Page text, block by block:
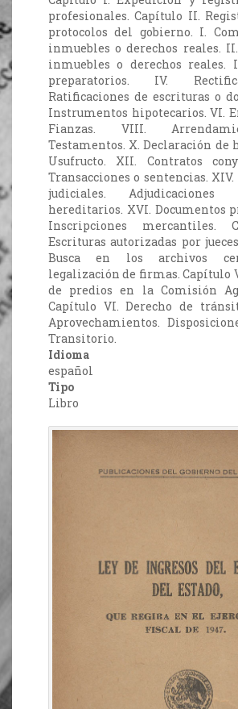
profesionales. Capítulo II.
protocolos del gobierno. I.
inmuebles o derechos reales.
inmuebles o derechos reales.
preparatorios. IV.
Ratificaciones de escrituras o
Instrumentos hipotecarios. VI.
Fianzas. VIII.
Testamentos. X. Declaración de
Usufructo. XII. Contratos
Transacciones o sentencias. XIV.
judiciales.
hereditarios. XVI. Documentos
Inscripciones mercantiles.
Escrituras autorizadas por
Busca en los archivos
legalización de firmas. Capítulo
de predios en la Comisión
Capítulo VI. Derecho de
Aprovechamientos.
Transitorio.
Idioma
español
Tipo
Libro